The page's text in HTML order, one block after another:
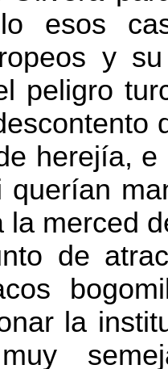
esos
y
peligro
herejía,
querían
la merced
de
la